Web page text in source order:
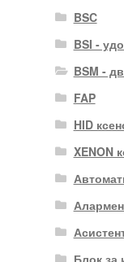
BSC
BSI -
BSM -
FAP
HID
XENON